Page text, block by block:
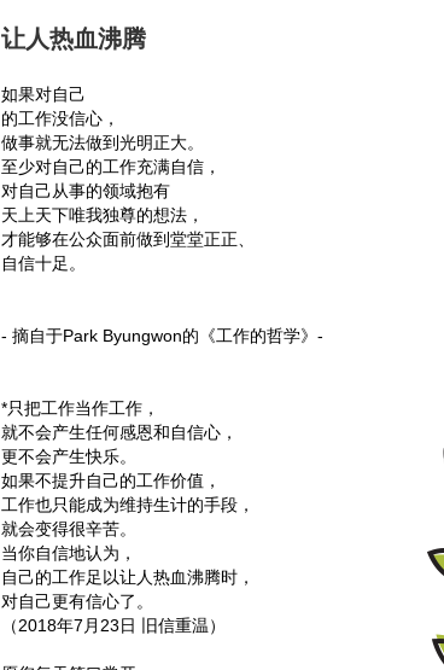
让人热血沸腾
如果对自己
的工作没信心，
做事就无法做到光明正大。
至少对自己的工作充满自信，
对自己从事的领域抱有
天上天下唯我独尊的想法，
才能够在公众面前做到堂堂正正、
自信十足。
- 摘自于Park Byungwon的《工作的哲学》-
*只把工作当作工作，
就不会产生任何感恩和自信心，
更不会产生快乐。
如果不提升自己的工作价值，
工作也只能成为维持生计的手段，
就会变得很辛苦。
当你自信地认为，
自己的工作足以让人热血沸腾时，
对自己更有信心了。
（2018年7月23日 旧信重温）